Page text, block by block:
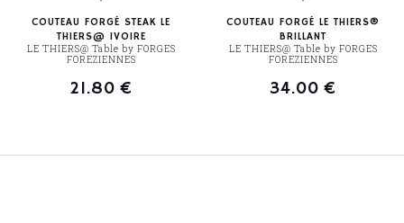
COUTEAU FORGÉ STEAK LE
THIERS@ IVOIRE
LE THIERS@ Table by FORGES
FOREZIENNES
21.80 €
COUTEAU FORGÉ LE THIERS®
BRILLANT
LE THIERS@ Table by FORGES
FOREZIENNES
34.00 €